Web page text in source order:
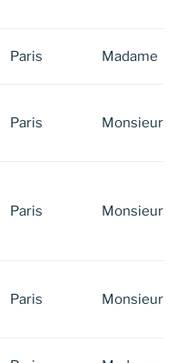
Paris Madame
Paris Monsieur
Paris Monsieur
Paris Monsieur